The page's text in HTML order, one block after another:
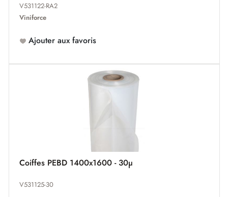
V531122-RA2
Viniforce
Ajouter aux favoris
Coiffes PEBD 1400x1600 - 30µ
V531125-30